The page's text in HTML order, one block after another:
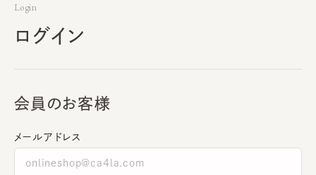
Login
ログイン
会員のお客様
メールアドレス